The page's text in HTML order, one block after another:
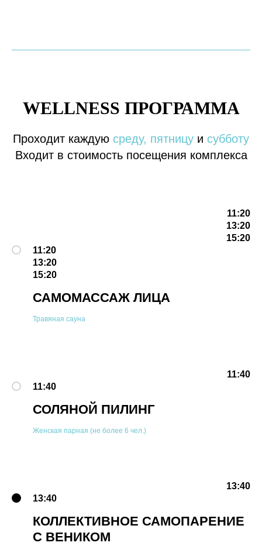
WELLNESS ПРОГРАММА
Проходит каждую среду, пятницу и субботу
Входит в стоимость посещения комплекса
11:20
13:20
15:20
11:20
13:20
15:20
САМОМАССАЖ ЛИЦА
Травяная сауна
11:40
11:40
СОЛЯНОЙ ПИЛИНГ
Женская парная (не более 6 чел.)
13:40
13:40
КОЛЛЕКТИВНОЕ САМОПАРЕНИЕ
С ВЕНИКОМ